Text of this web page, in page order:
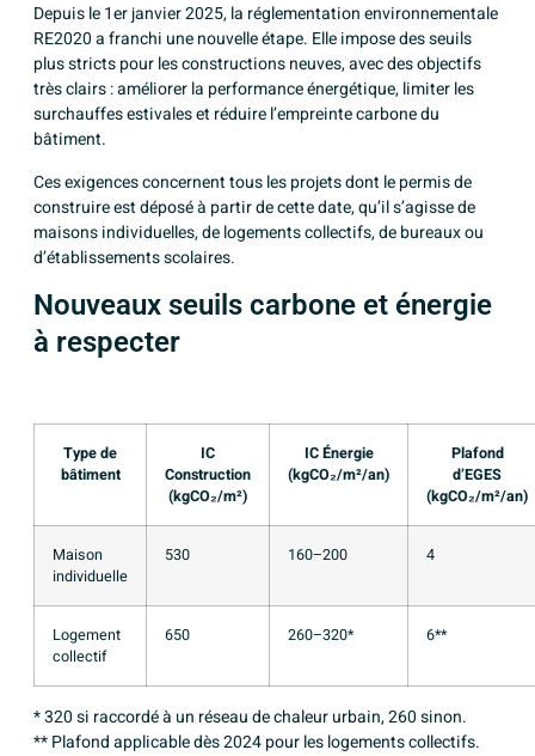
Depuis le 1er janvier 2025,la réglementation environnementale
RE2020 a franchi une nouvelle étape. Elle impose des seuils
plus stricts pour les constructions neuves, avec des objectifs
très clairs : améliorer la performance énergétique, limiter les
surchauffes estivales et réduire l’empreinte carbone du
bâtiment.
Ces exigences concernent tous les projets dont le permis de
construire est déposé à partir de cette date, qu’il s’agisse de
maisons individuelles, de logements collectifs, de bureaux ou
d’établissements scolaires.
Nouveaux seuils carbone et énergie
à respecter
Type de
bâtiment
IC
Construction
(kgCO₂/m²)
IC Énergie
(kgCO₂/m²/an)
Plafond
d’EGES
(kgCO₂/m²/an)
Maison
individuelle
530 160–200 4
Logement
collectif
650 260–320* 6**
* 320 si raccordé à un réseau de chaleur urbain, 260 sinon.
** Plafond applicable dès 2024 pour les logements collectifs.